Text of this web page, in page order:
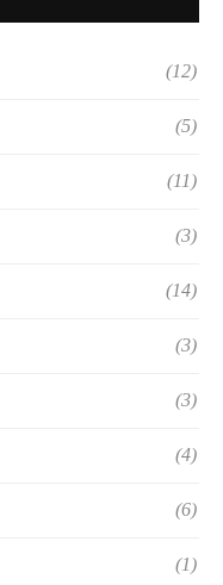
(12)
(5)
(11)
(3)
(14)
(3)
(3)
(4)
(6)
(1)